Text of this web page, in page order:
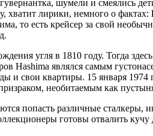
шумели и смеялись
хватит лирики, немного о фактах:
то есть крейсер за свой
угля в 1810 году. Тогда
Hashima являлся самым
и свои квартиры. 15 января
необитаемым как
попасть различные сталкеры,
готовы отвалить кучу